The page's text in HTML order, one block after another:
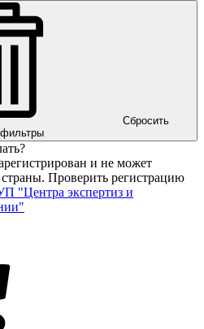
Сбросить
фильтры
и не может
Проверить регистрацию
"Центра экспертиз и